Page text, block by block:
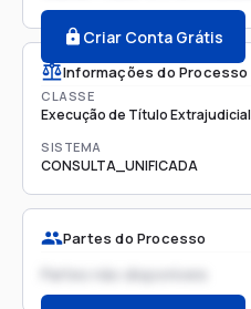
Criar Conta Grátis
Informações do Processo
CLASSE
Execução de Título Extrajudicial
SISTEMA
CONSULTA_UNIFICADA
Partes do Processo
Partes não disponíveis